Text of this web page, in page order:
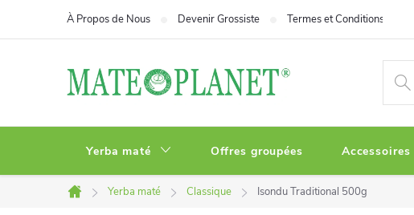
À Propos de Nous Devenir Grossiste Termes et Conditions
Yerba maté Offres groupées Accessoires
Accueil
Yerba maté Classique Isondu Traditional 500g